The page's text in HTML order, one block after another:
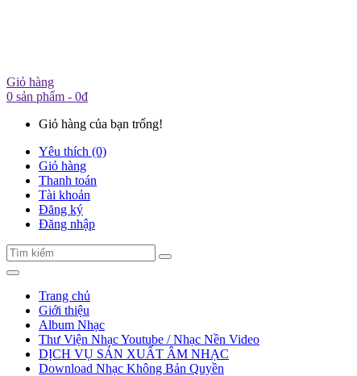
Giỏ hàng
0 sản phẩm - 0đ
Giỏ hàng của bạn trống!
Yêu thích (0)
Giỏ hàng
Thanh toán
Tài khoản
Đăng ký
Đăng nhập
Trang chủ
Giới thiệu
Album Nhạc
Thư Viện Nhạc Youtube / Nhạc Nền Video
DỊCH VỤ SẢN XUẤT ÂM NHẠC
Download Nhạc Không Bản Quyền